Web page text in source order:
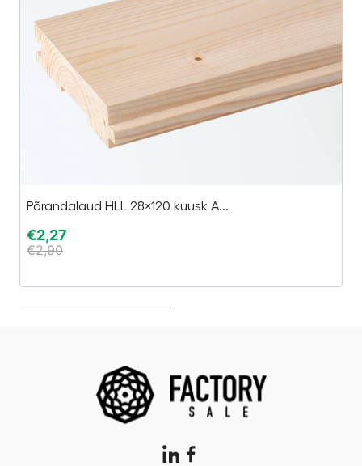
Põrandalaud HLL 28×120 kuusk A...
€2,27
€2,90